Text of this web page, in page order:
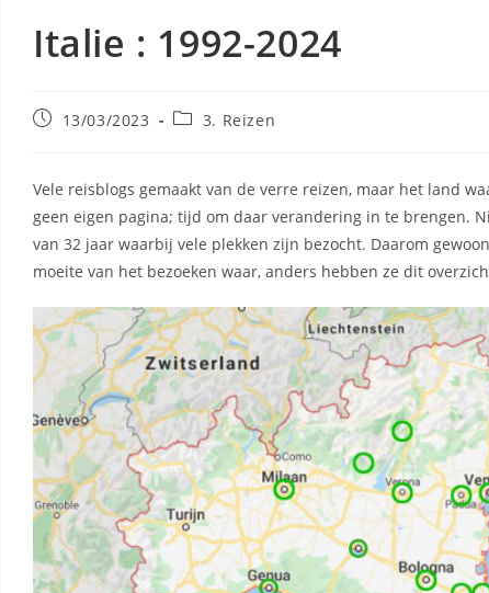
Italie : 1992-2024
Bericht13/03/2023 Berichtcategorie:
3. Reizen
Vele reisblogs gemaakt van de verre reizen, maar het land
geen eigen pagina; tijd om daar verandering in te brengen.
van 32 jaar waarbij vele plekken zijn bezocht. Daarom
moeite van het bezoeken waar, anders hebben ze dit